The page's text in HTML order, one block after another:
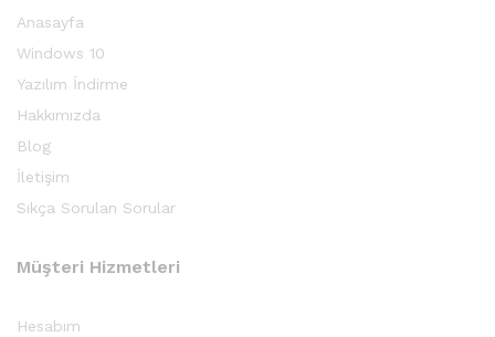
Anasayfa
Windows 10
Yazılım İndirme
Hakkımızda
Blog
İletişim
Sıkça Sorulan Sorular
Müşteri Hizmetleri
Hesabım